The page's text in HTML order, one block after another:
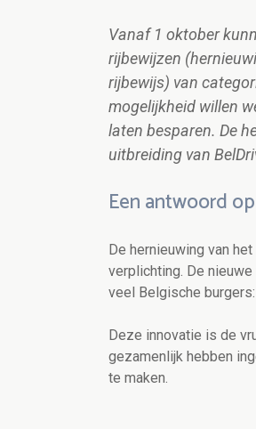
Vanaf 1 oktober
rijbewijzen
rijbewijs) van
mogelijkheid willen
laten besparen. De
uitbreiding van
Een antwoord
De hernieuwing van
verplichting. De
veel Belgische
Deze innovatie is de
gezamenlijk hebben
te maken.